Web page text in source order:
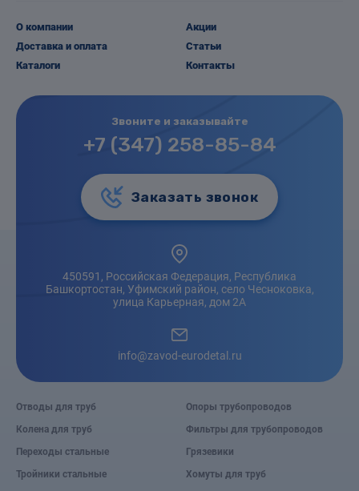
О компании
Доставка и оплата
Каталоги
Акции
Статьи
Контакты
Звоните и заказывайте
+7 (347) 258-85-84
Заказать звонок
450591, Российская Федерация, Республика
Башкортостан, Уфимский район, село Чесноковка,
улица Карьерная, дом 2А
info@zavod-eurodetal.ru
Отводы для труб
Колена для труб
Переходы стальные
Тройники стальные
Опоры трубопроводов
Фильтры для трубопроводов
Грязевики
Хомуты для труб